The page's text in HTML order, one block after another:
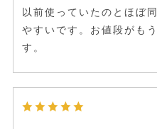
以前使っていたのとほぼ
やすいです。お値段がも
す。